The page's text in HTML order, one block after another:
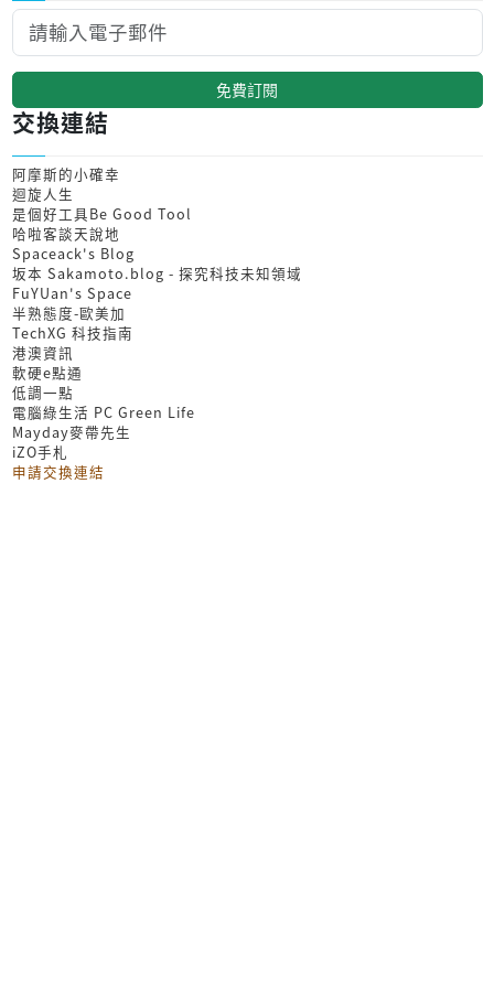
免費訂閱
交換連結
阿摩斯的小確幸
迴旋人生
是個好工具Be Good Tool
哈啦客談天說地
Spaceack's Blog
坂本 Sakamoto.blog - 探究科技未知領域
FuYUan's Space
半熟態度-歐美加
TechXG 科技指南
港澳資訊
軟硬e點通
低調一點
電腦綠生活 PC Green Life
Mayday麥帶先生
iZO手札
申請交換連結